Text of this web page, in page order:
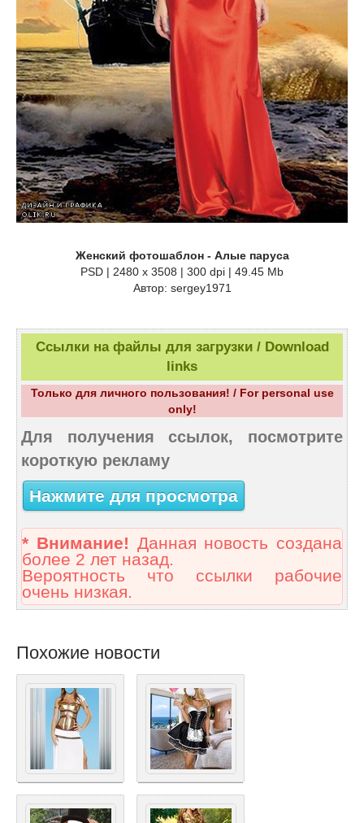
Женский фотошаблон - Алые паруса
PSD | 2480 x 3508 | 300 dpi | 49.45 Mb
Автор: sergey1971
Ссылки на файлы для загрузки / Download
links
Только для личного пользования! / For personal use
only!
Для получения ссылок, посмотрите
короткую рекламу
Нажмите для просмотра
* Внимание! Данная новость создана
более 2 лет назад.
Вероятность что ссылки рабочие
очень низкая.
Похожие новости